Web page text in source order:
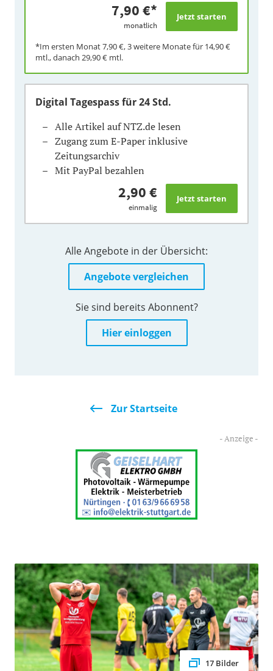
7,90 €*
monatlich
*Im ersten Monat7,90 €, 3 weitere Monate für 14,90 €
mtl., danach 29,90 € mtl.
Digital Tagespassfür 24 Std.
Alle Artikel auf NTZ.de lesen
Zugang zum E-Paper inklusive
Zeitungsarchiv
Mit PayPal bezahlen
2,90 €
einmalig
Alle Angebote in der Übersicht:
Angebote vergleichen
Sie sind bereits Abonnent?
Hier einloggen
Zur Startseite
17 Bilder